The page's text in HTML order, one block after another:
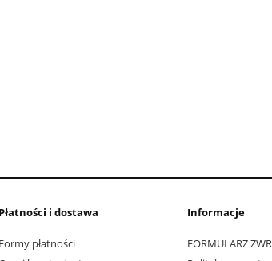
Płatności i dostawa
Formy płatności
Informacje
FORMULARZ